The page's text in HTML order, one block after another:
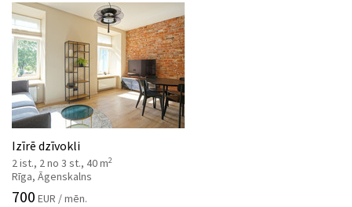
Izīrē dzīvokli
2 ist., 2 no 3 st., 40 m2
Rīga, Āgenskalns
700 EUR / mēn.